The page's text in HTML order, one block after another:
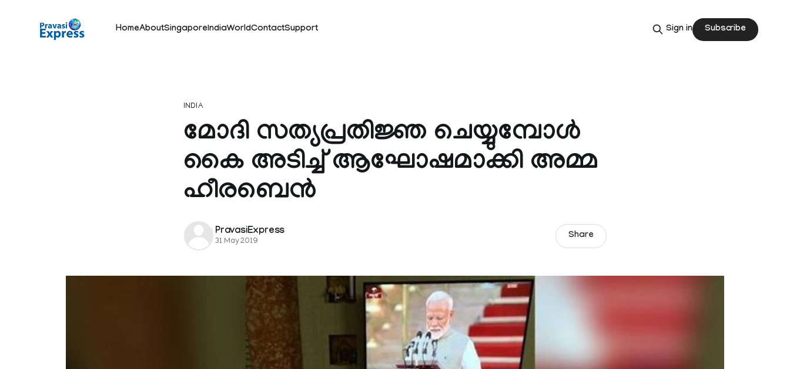
HomeAboutSingaporeIndiaWorldContactSupport Sign in Subscribe
INDIA
മോദി സത്യപ്രതിജ്ഞ ചെയ്യുമ്പോൾ
കൈ അടിച്ച്‌ ആഘോഷമാക്കി അമ്മ
ഹീരബെൻ
PravasiExpress
31 May 2019
Share